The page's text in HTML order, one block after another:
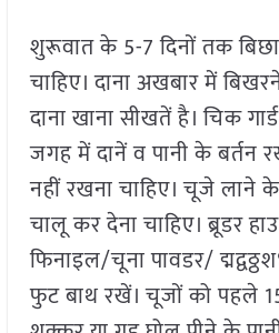
शुरूवात के 5-7 दिनों तक
चाहिए। दाना अखबार में
दाना खाना सीखतें है। चिक
जगह में दानें व पानी के बर्तन
नहीं रखना चाहिए। चूजे लाने
चालू कर देना चाहिए। ब्रूडर
फिनाइल/चूना पावडर/
फुट बाथ रखें। चूजों को पहले